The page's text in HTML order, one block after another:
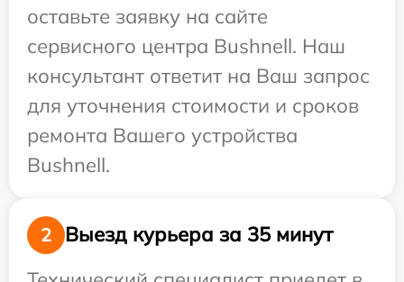
оставьте заявку на сайте
сервисного центра Bushnell. Наш
консультант ответит на Ваш запрос
для уточнения стоимости и сроков
ремонта Вашего устройства
Bushnell.
2
Выезд курьера за 35 минут